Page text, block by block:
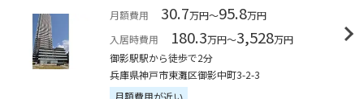
月額費用 30.7万円～95.8万円
入居時費用
180.3万円～3,528万円
御影駅駅から徒歩で2分
兵庫県神戸市東灘区御影中町3-2-3
月額費用が近い